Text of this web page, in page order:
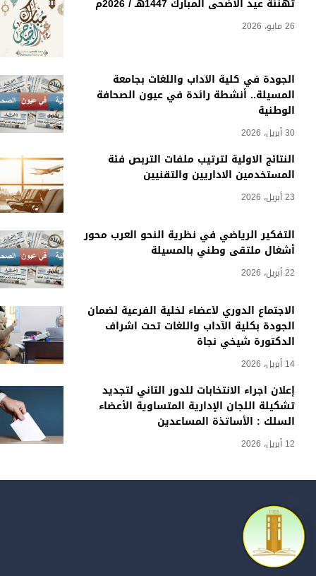
تهنئة عيد الأضحى المبارك 1447هـ / 2026م
26 مايو، 2026
الجودة في كلية الآداب واللغات بجامعة
المسيلة.. أنشطة رائدة في عيون الصحافة
الوطنية
30 أبريل، 2026
النتائج الاولية لترتيب ملفات التربص فئة
المستخدمين الاداريين والتقنيين
23 أبريل، 2026
التفكير الرياضي في نظرية النحو العرب محور
أشغال ملتقى وطني بالمسيلة
22 أبريل، 2026
الاجتماع الدوري لأعضاء لخلية الفرعية لضمان
الجودة بكلية الآداب واللغات تحت اشراف
الدكتورة شيخي نجاة
14 أبريل، 2026
إعلان اجراء الانتخابات للدور الثاني لتجديد
تشكيلة اللجان الإدارية المتساوية الأعضاء
السلك : الأساتذة المساعدين
12 أبريل، 2026